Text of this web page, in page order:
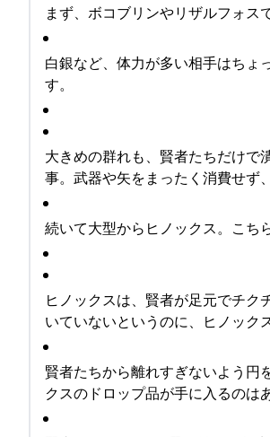
まず、ボコブリンやリザルフォス
白銀など、体力が多い相手はちょ
す。
大きめの群れも、賢者たちだけで
事。武器や矢をまったく消費せず
続いて大型からヒノックス。こち
ヒノックスは、賢者が足元でチ
いていないというのに、ヒノック
賢者たちから離れすぎないよう円
クスのドロップ品が手に入るのは